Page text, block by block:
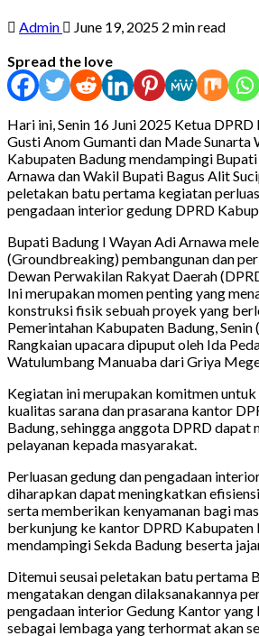
Admin June 19, 2025 2 min read
Spread the love
Hari ini, Senin 16 Juni 2025 Ketua
Gusti Anom Gumanti dan Made Sunarta
Kabupaten Badung mendampingi
Arnawa dan Wakil Bupati Bagus Alit
peletakan batu pertama kegiatan
pengadaan interior gedung DPRD
Bupati Badung I Wayan Adi Arnawa
(Groundbreaking) pembangunan dan
Dewan Perwakilan Rakyat Daerah
Ini merupakan momen penting yang
konstruksi fisik sebuah proyek yang
Pemerintahan Kabupaten Badung,
Rangkaian upacara dipuput oleh Ida
Watulumbang Manuaba dari Griya
Kegiatan ini merupakan komitmen
kualitas sarana dan prasarana kantor
Badung, sehingga anggota DPRD dapat
pelayanan kepada masyarakat.
Perluasan gedung dan pengadaan
diharapkan dapat meningkatkan
serta memberikan kenyamanan bagi
berkunjung ke kantor DPRD Kabupaten
mendampingi Sekda Badung beserta
Ditemui seusai peletakan batu pertama
mengatakan dengan dilaksanakannya
pengadaan interior Gedung Kantor yang
sebagai lembaga yang terhormat akan